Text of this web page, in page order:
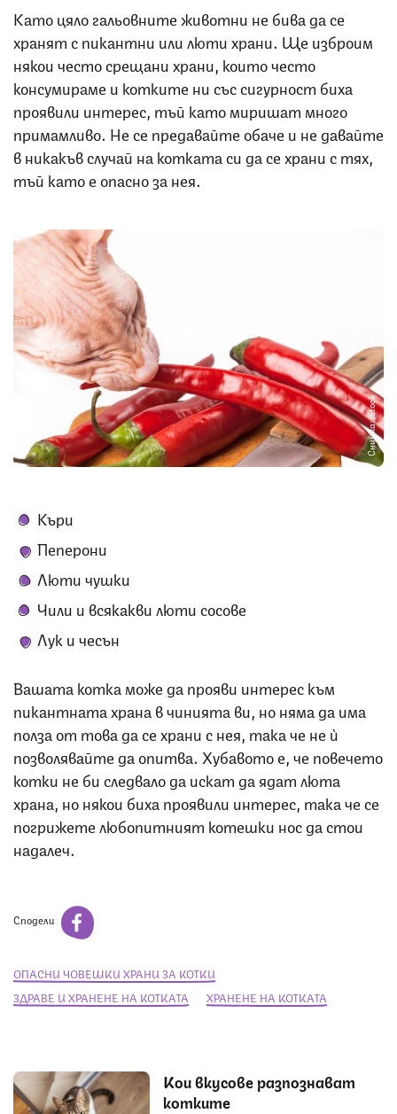
Като цяло гальовните животни не бива да се
хранят с пикантни или люти храни. Ще изброим
някои често срещани храни, които често
консумираме и котките ни със сигурност биха
проявили интерес, тъй като миришат много
примамливо. Не се предавайте обаче и не давайте
в никакъв случай на котката си да се храни с тях,
тъй като е опасно за нея.
Снимка: iStock
Къри
Пеперони
Люти чушки
Чили и всякакви люти сосове
Лук и чесън
Вашата котка може да прояви интерес към
пикантната храна в чинията ви, но няма да има
полза от това да се храни с нея, така че не ѝ
позволявайте да опитва. Хубавото е, че повечето
котки не би следвало да искат да ядат люта
храна, но някои биха проявили интерес, така че се
погрижете любопитният котешки нос да стои
надалеч.
Сподели
ОПАСНИ ЧОВЕШКИ ХРАНИ ЗА КОТКИ
ЗДРАВЕ И ХРАНЕНЕ НА КОТКАТА
ХРАНЕНЕ НА КОТКАТА
Кои вкусове разпознават
котките